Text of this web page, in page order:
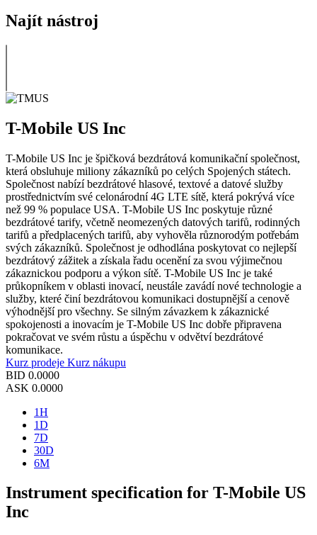
Najít nástroj
T-Mobile US Inc
T-Mobile US Inc je špičková bezdrátová komunikační společnost,
která obsluhuje miliony zákazníků po celých Spojených státech.
Společnost nabízí bezdrátové hlasové, textové a datové služby
prostřednictvím své celonárodní 4G LTE sítě, která pokrývá více
než 99 % populace USA. T-Mobile US Inc poskytuje různé
bezdrátové tarify, včetně neomezených datových tarifů, rodinných
tarifů a předplacených tarifů, aby vyhověla různorodým potřebám
svých zákazníků. Společnost je odhodlána poskytovat co nejlepší
bezdrátový zážitek a získala řadu ocenění za svou výjimečnou
zákaznickou podporu a výkon sítě. T-Mobile US Inc je také
průkopníkem v oblasti inovací, neustále zavádí nové technologie a
služby, které činí bezdrátovou komunikaci dostupnější a cenově
výhodnější pro všechny. Se silným závazkem k zákaznické
spokojenosti a inovacím je T-Mobile US Inc dobře připravena
pokračovat ve svém růstu a úspěchu v odvětví bezdrátové
komunikace.
Kurz prodeje Kurz nákupu
BID 0.0000
ASK 0.0000
1H
1D
7D
30D
6M
Instrument specification for T-Mobile US
Inc